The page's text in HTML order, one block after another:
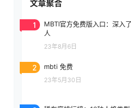
文章聚合
1
MBTI官方免费版入口：深入
人
23年8月6日
2 mbti 免费
23年5月30日